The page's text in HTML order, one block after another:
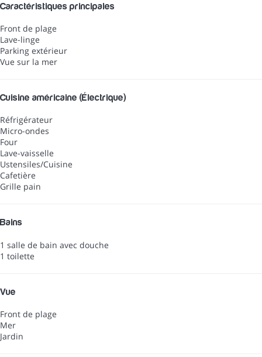
Caractéristiques principales
Front de plage
Lave-linge
Parking extérieur
Vue sur la mer
Cuisine américaine (Électrique)
Réfrigérateur
Micro-ondes
Four
Lave-vaisselle
Ustensiles/Cuisine
Cafetière
Grille pain
Bains
1 salle de bain avec douche
1 toilette
Vue
Front de plage
Mer
Jardin